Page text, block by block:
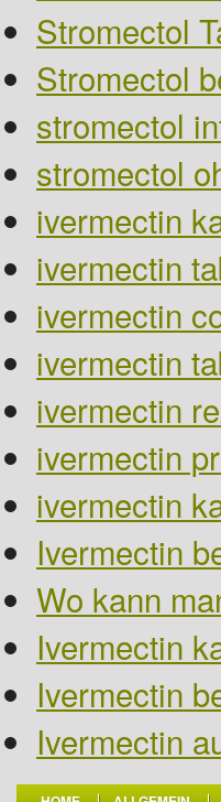
Stromectol
Stromectol
stromectol
stromectol
ivermectin
ivermectin
ivermectin
ivermectin
ivermectin
ivermectin
ivermectin
Ivermectin
Wo kann
Ivermectin
Ivermectin
Ivermectin